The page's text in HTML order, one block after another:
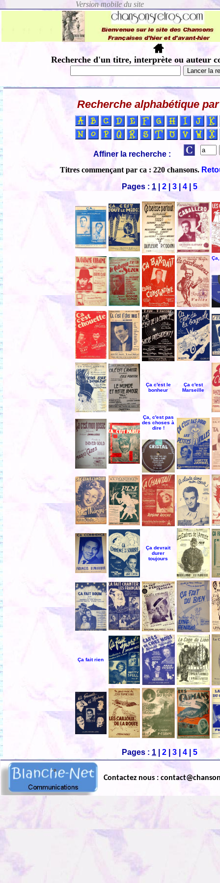
Recherche d'un titre, interprète ou auteur
Recherche alphabétique
Affiner la recherche :
Titres commençant par ca : 220 chansons.
Pages : 1 2 3 4 5
Ça c'est le
bonheur
Ça c'est
Marseille
Ça, c'est pas
des choses à
dire !
Ça devrait
durer
toujours
Ça fait rien
Pages : 1 2 3 4 5
Contactez nous :